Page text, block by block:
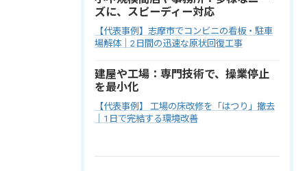
ズに、スピーディー対応
【代表事例】志摩市でコンビニの看板・駐車
場解体｜2日間の迅速な原状回復工事
建屋や工場：専門技術で、操業停止
を最小化
【代表事例】 工場の床改修を「はつり」撤去
｜1日で完結する環境改善